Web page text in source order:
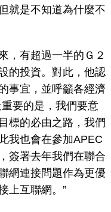
就是不知道為什麼不
有超過一半的Ｇ２
的投資。對此，他認
事宜，並呼籲各經濟
要的是，我們要意
標的必由之路，我們
我也會在參加APEC
簽署去年我們在聯合
網連接問題作為更優
上互聯網。”